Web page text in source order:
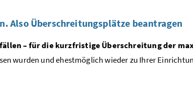
Also Überschreitungsplätze beantragen
– für die kurzfristige Überschreitung der
wurden und ehestmöglich wieder zu Ihrer